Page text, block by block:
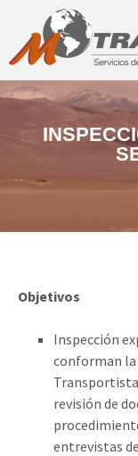
INICIO NUESTRA
Objetivos
Inspección
conforman la
Transportista
revisión de
entrevistas